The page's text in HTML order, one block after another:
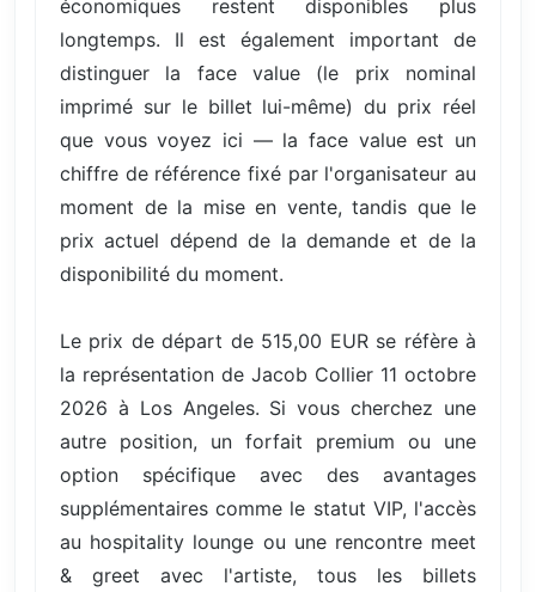
économiques restent disponibles plus
longtemps. Il est également important de
distinguer la face value (le prix nominal
imprimé sur le billet lui-même) du prix réel
que vous voyez ici — la face value est un
chiffre de référence fixé par l'organisateur au
moment de la mise en vente, tandis que le
prix actuel dépend de la demande et de la
disponibilité du moment.
Le prix de départ de 515,00 EUR se réfère à
la représentation de Jacob Collier 11 octobre
2026 à Los Angeles. Si vous cherchez une
autre position, un forfait premium ou une
option spécifique avec des avantages
supplémentaires comme le statut VIP, l'accès
au hospitality lounge ou une rencontre meet
& greet avec l'artiste, tous les billets